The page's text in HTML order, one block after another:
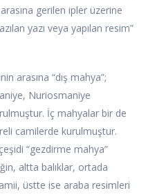
gerilen ipler üzerine
yazı veya yapılan resim”
arasına “dış mahya”;
Nuriosmaniye
İç mahyalar bir de
camilerde kurulmuştur.
“gezdirme mahya”
altta balıklar, ortada
üstte ise araba resimleri